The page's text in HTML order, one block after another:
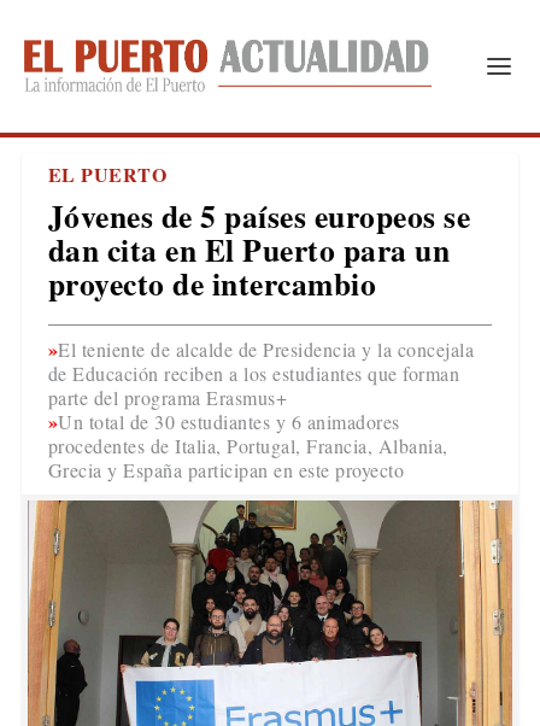
EL PUERTO
Jóvenes de 5 países europeos se
dan cita en El Puerto para un
proyecto de intercambio
El teniente de alcalde de Presidencia y la concejala
de Educación reciben a los estudiantes que forman
parte del programa Erasmus+
Un total de 30 estudiantes y 6 animadores
procedentes de Italia, Portugal, Francia, Albania,
Grecia y España participan en este proyecto